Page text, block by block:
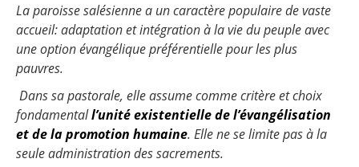
La paroisse salésienne a un caractère populaire de vaste
accueil: adaptation et intégration à la vie du peuple avec
une option évangélique préférentielle pour les plus
pauvres.
Dans sa pastorale, elle assume comme critère et choix
fondamentall’unité existentielle de l’évangélisation
et de la promotion humaine. Elle ne se limite pas à la
seule administration des sacrements.